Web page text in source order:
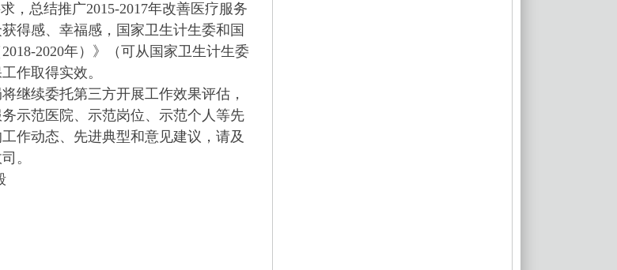
，总结推广2015-2017年改善医疗服务
得感、幸福感，国家卫生计生委和国
2020年）》（可从国家卫生计生委
作取得实效。
续委托第三方开展工作效果评估，
示范医院、示范岗位、示范个人等先
作动态、先进典型和意见建议，请及
。